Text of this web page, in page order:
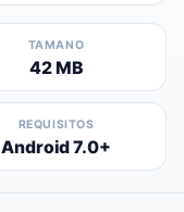
TAMANO
42 MB
REQUISITOS
Android 7.0+